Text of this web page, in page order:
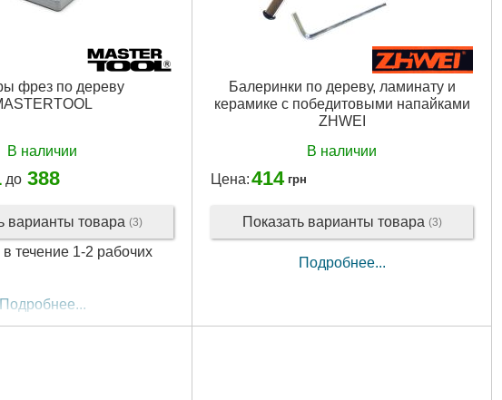
фрез по дереву
В наличии
до 388
варианты товара (3)
в течение 1-2 рабочих
Подробнее...
Балеринки по дереву, ламинату и
керамике с победитовыми напайками
ZHWEI
В наличии
Цена:414 грн
Показать варианты товара (3)
Подробнее...